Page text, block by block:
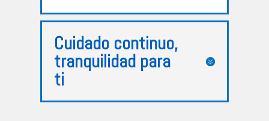
Cuidado continuo,
tranquilidad para
ti